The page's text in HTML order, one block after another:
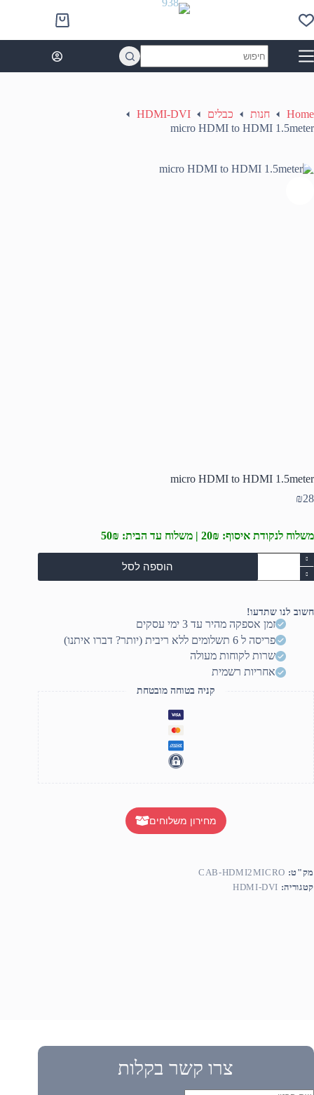
to
content
Shopping
cart
results
Home חנות כבלים
HDMI-DVI
micro HDMI to HDMI 1.5meter
micro HDMI to HDMI 1.5meter
₪28
משלוח לנקודת איסוף: 20₪ | משלוח עד הבית: 50₪
כמות
של
micro
HDMI
1.5meter
הוספה לסל
חשוב לנו שתדעו!
זמן אספקה מהיר עד 3 ימי עסקים
פריסה ל 6 תשלומים ללא ריבית (יותר? דברו איתנו)
שרות לקוחות מעולה
אחריות רשמית
קניה בטוחה מובטחת
מחירון משלוחים
מק"ט: CAB-HDMI2MICRO
קטגוריה: HDMI-DVI
צרו קשר בקלות